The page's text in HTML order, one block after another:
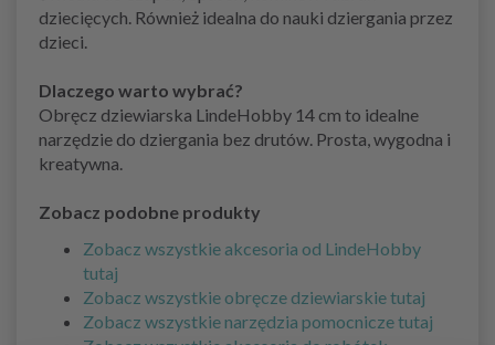
dziecięcych. Również idealna do nauki dziergania przez
dzieci.
Dlaczego warto wybrać?
Obręcz dziewiarska LindeHobby 14 cm to idealne
narzędzie do dziergania bez drutów. Prosta, wygodna i
kreatywna.
Zobacz podobne produkty
Zobacz wszystkie akcesoria od LindeHobby
tutaj
Zobacz wszystkie obręcze dziewiarskie tutaj
Zobacz wszystkie narzędzia pomocnicze tutaj